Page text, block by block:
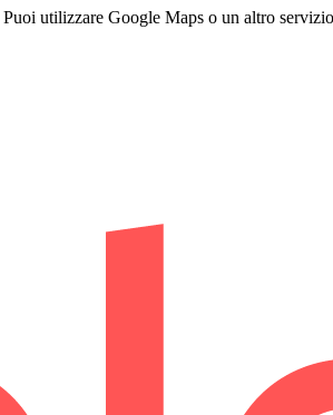
utilizzare Google Maps o un altro